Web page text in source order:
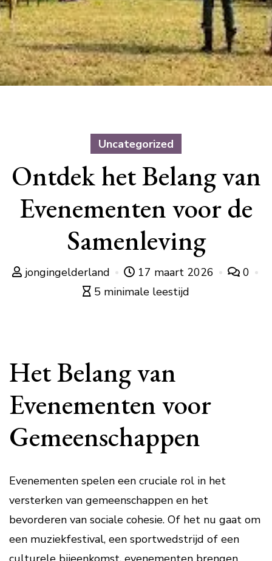
Uncategorized
Ontdek het Belang van
Evenementen voor de
Samenleving
jongingelderland 17 maart 2026
0
5 minimale leestijd
Het Belang van
Evenementen voor
Gemeenschappen
Evenementen spelen een cruciale rol in het
versterken van gemeenschappen en het
bevorderen van sociale cohesie. Of het nu gaat om
een muziekfestival, een sportwedstrijd of een